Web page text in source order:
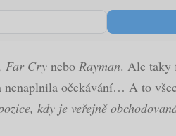
Far Cry nebo Rayman. Ale taky
nenaplnila očekávání… A to
kdy je veřejně